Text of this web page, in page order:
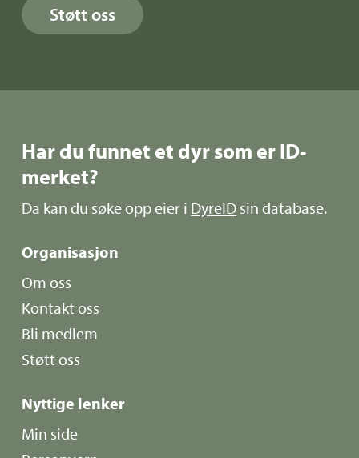
Støtt oss
Har du funnet et dyr som er ID-
merket?
Da kan du søke opp eier i DyreID sin database.
Organisasjon
Om oss
Kontakt oss
Bli medlem
Støtt oss
Nyttige lenker
Min side